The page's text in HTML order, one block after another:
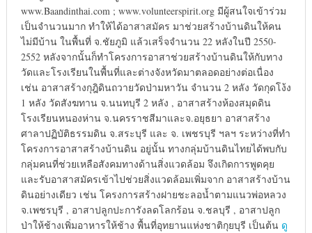
www.Baandinthai.com ; www.volunteerspirit.org มีผู้สนใจเข้าร่วม
เป็นจำนวนมาก ทำให้ได้อาสาสมัคร มาช่วยสร้างบ้านดินให้คน
ไม่มีบ้าน ในพื้นที่ จ.ชัยภูมิ แล้วเสร็จจำนวน 22 หลังในปี 2550-
2552 หลังจากนั้นก็ทำโครงการอาสาช่วยสร้างบ้านดินให้กับทาง
วัดและโรงเรียนในพื้นที่และต่างจังหวัดมาตลอดอย่างต่อเนื่อง
เช่น อาสาสร้างกุฎิดินถวายวัดป่ามหาวัน จำนวน 2 หลัง วัดกุดโง้ง
1 หลัง วัดสังฆทาน จ.นนทบุรี 2 หลัง , อาสาสร้างห้องสมุดดิน
โรงเรียนหนองห่าน จ.นครราชสีมาและจ.อยุธยา อาสาสร้าง
ศาลาปฏิบัติธรรมดิน จ.สระบุรี และ จ. เพชรบุรี ฯลฯ ระหว่างที่ทำ
โครงการอาสาสร้างบ้านดิน อยู่นั้น ทางกลุ่มบ้านดินไทยได้พบกับ
กลุ่มคนที่ช่วยเหลือสังคมทางด้านสิ่งแวดล้อม จึงเกิดการพูดคุย
และรับอาสาสมัครเข้าไปช่วยสิ่งแวดล้อมเพิ่มจาก อาสาสร้างบ้าน
ดินอย่างเดียว เช่น โครงการสร้างฝายชะลอน้ำตามแนวพ่อหลวง
จ.เพชรบุรี , อาสาปลูกปะการังลดโลกร้อน จ.ชลบุรี , อาสาปลูก
ป่าให้ช้างเพิ่มอาหารให้ช้าง พื้นที่อุทยานแห่งชาติกุยบุรี เป็นต้น ดู